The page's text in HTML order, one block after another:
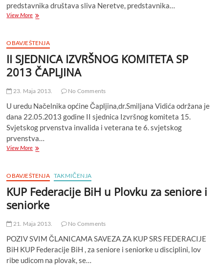
predstavnika društava sliva Neretve, predstavnika…
View MoreRIBARSKA
zaštiti
autohtoni
i
endemskih
populacija
na
slivu
OBAVJEŠTENJA
II SJEDNICA IZVRŠNOG KOMITETA SP
2013 ČAPLJINA
23. Maja 2013. No Comments
U uredu Načelnika općine Čapljina,dr.Smiljana Vidića održana je
dana 22.05.2013 godine II sjednica Izvršnog komiteta 15.
Svjetskog prvenstva invalida i veterana te 6. svjetskog
prvenstva…
View MoreII
KOMITETA
SP
2013
ČAPLJINA
OBAVJEŠTENJA TAKMIČENJA
KUP Federacije BiH u Plovku za seniore i
seniorke
21. Maja 2013. No Comments
POZIV SVIM ČLANICAMA SAVEZA ZA KUP SRS FEDERACIJE
BiH KUP Federacije BiH , za seniore i seniorke u disciplini, lov
ribe udicom na plovak, se…